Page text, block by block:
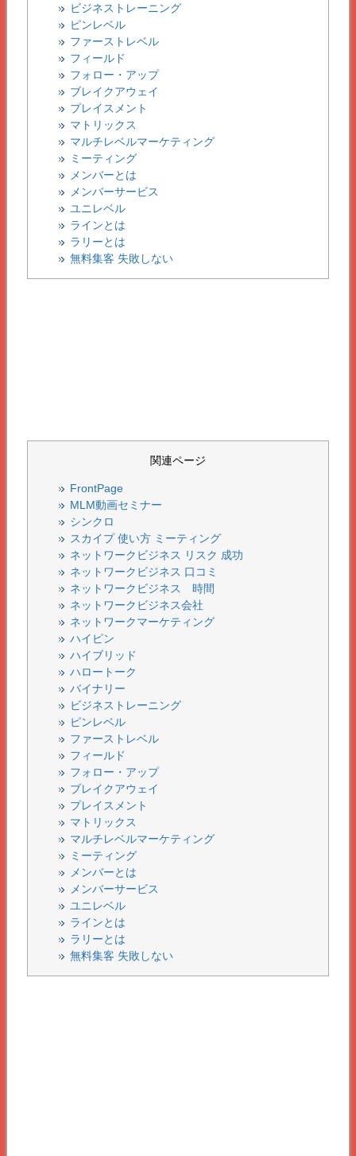
ビジネストレーニング
ピンレベル
ファーストレベル
フィールド
フォロー・アップ
ブレイクアウェイ
プレイスメント
マトリックス
マルチレベルマーケティング
ミーティング
メンバーとは
メンバーサービス
ユニレベル
ラインとは
ラリーとは
無料集客 失敗しない
関連ページ
FrontPage
MLM動画セミナー
シンクロ
スカイプ 使い方 ミーティング
ネットワークビジネス リスク 成功
ネットワークビジネス 口コミ
ネットワークビジネス 時間
ネットワークビジネス会社
ネットワークマーケティング
ハイピン
ハイブリッド
ハロートーク
バイナリー
ビジネストレーニング
ピンレベル
ファーストレベル
フィールド
フォロー・アップ
ブレイクアウェイ
プレイスメント
マトリックス
マルチレベルマーケティング
ミーティング
メンバーとは
メンバーサービス
ユニレベル
ラインとは
ラリーとは
無料集客 失敗しない